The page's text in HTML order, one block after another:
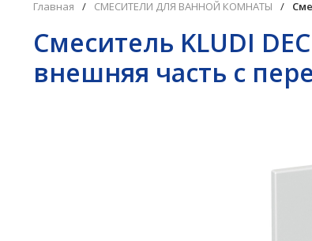
Главная / СМЕСИТЕЛИ ДЛЯ ВАННОЙ КОМНАТЫ /
Смеситель KLUDI
внешняя часть с